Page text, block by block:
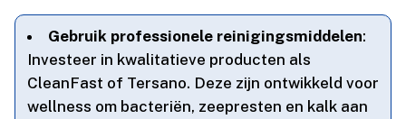
Gebruik professionele reinigingsmiddelen:
Investeer in kwalitatieve producten als
CleanFast of Tersano.​ Deze zijn ontwikkeld voor
wellness om bacteriën, zeepresten en kalk aan